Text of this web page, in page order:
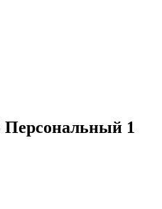
1